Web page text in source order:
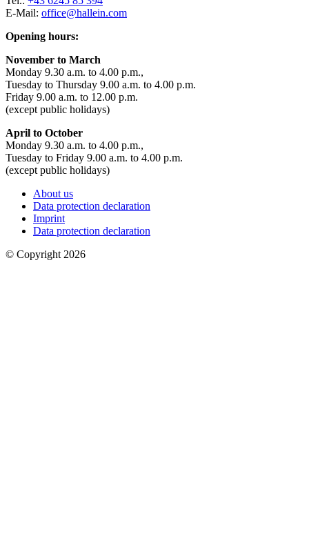
E-Mail: office@hallein.com
Opening hours:
November to March
Monday 9.30 a.m. to 4.00 p.m.,
Tuesday to Thursday 9.00 a.m. to 4.00 p.m.
Friday 9.00 a.m. to 12.00 p.m.
(except public holidays)
April to October
Monday 9.30 a.m. to 4.00 p.m.,
Tuesday to Friday 9.00 a.m. to 4.00 p.m.
(except public holidays)
About us
Data protection declaration
Imprint
Data protection declaration
© Copyright 2026